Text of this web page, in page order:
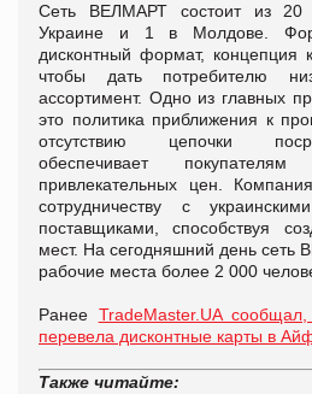
Сеть ВЕЛМАРТ состоит из 20
Украине и 1 в Молдове.
дисконтный формат, концепция
чтобы дать потребителю
ассортимент. Одно из главных
это политика приближения к
отсутствию цепочки
обеспечивает
привлекательных цен.
сотрудничеству с
поставщиками, способствуя
мест. На сегодняшний день сеть
рабочие места более 2 000
Ранее TradeMaster.UA
перевела дисконтные карты в
Также читайте: